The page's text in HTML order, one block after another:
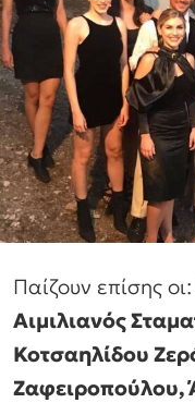
Παίζουν επίσης οι:
Αιμιλιανός
Κοτσαηλίδου
Ζαφειροπούλου,